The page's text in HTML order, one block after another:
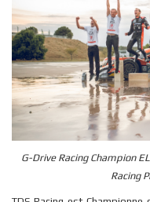
G-Drive Racing Champion
Racing